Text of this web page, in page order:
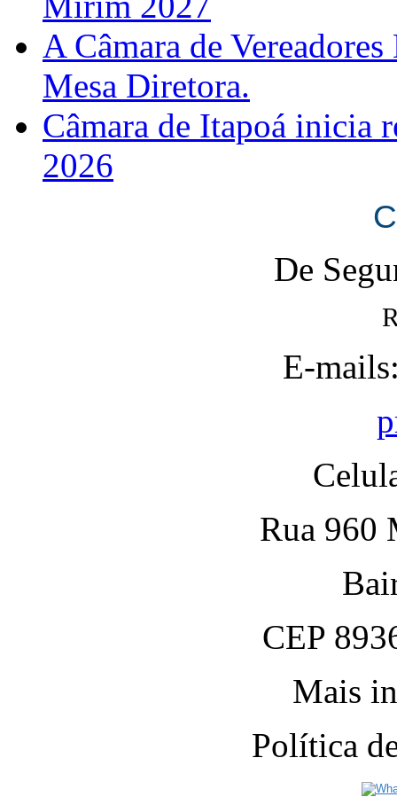
A Câmara de
Mesa Diretora.
Câmara de Itapoá inicia
2026
De
E-
Rua 960
CEP
Mais
Política